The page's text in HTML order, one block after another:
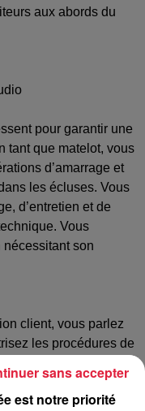
aux abords du
pour garantir une
tant que matelot, vous
d’amarrage et
les écluses. Vous
d’entretien et de
Vous
son
client, vous parlez
les procédures de
d’un livret de
est notre priorité
sans accepter